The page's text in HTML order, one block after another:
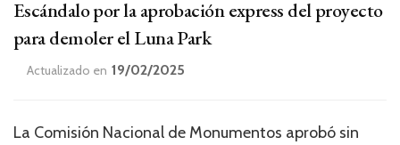
Escándalo por la aprobación express del proyecto
para demoler el Luna Park
Actualizado en 19/02/2025
La Comisión Nacional de Monumentos aprobó sin